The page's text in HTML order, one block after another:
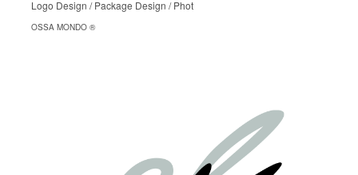
Logo Design / Package Design / Phot
OSSA MONDO ®︎